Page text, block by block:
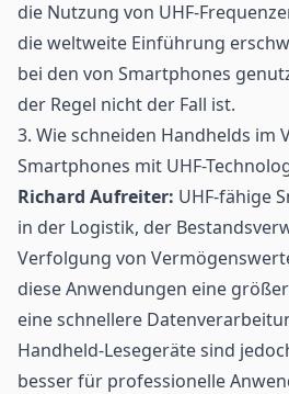
die Nutzung von UHF-
die weltweite Einführung
bei den von Smartphones
der Regel nicht der Fall ist.
3. Wie schneiden Handhelds im
Smartphones mit UHF-
Richard Aufreiter: UHF-fähige
in der Logistik, der
Verfolgung von
diese Anwendungen eine
eine schnellere
Handheld-Lesegeräte sind
besser für professionelle